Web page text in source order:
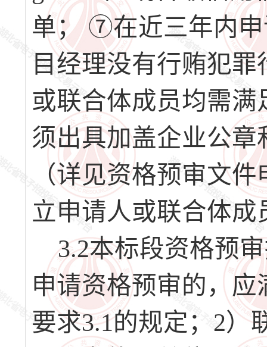
单； ⑦在近三年内
目经理没有行贿犯
或联合体成员均需
须出具加盖企业公
（详见资格预审文
立申请人或联合体成
3.2本标段资格预
申请资格预审的，
要求3.1的规定；2）